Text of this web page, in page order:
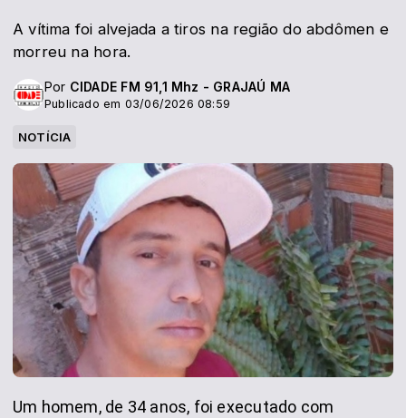
A vítima foi alvejada a tiros na região do abdômen e
morreu na hora.
Por CIDADE FM 91,1 Mhz - GRAJAÚ MA
Publicado em 03/06/2026 08:59
NOTÍCIA
Um homem, de 34 anos, foi executado com